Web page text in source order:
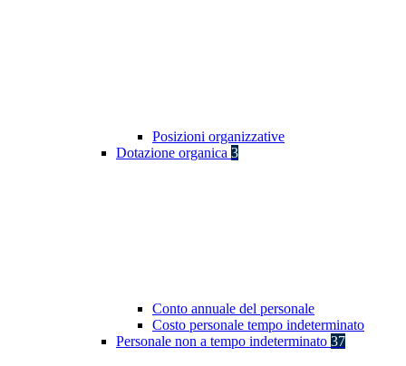
Posizioni organizzative
Dotazione organica 3
Conto annuale del personale
Costo personale tempo indeterminato
Personale non a tempo indeterminato 37